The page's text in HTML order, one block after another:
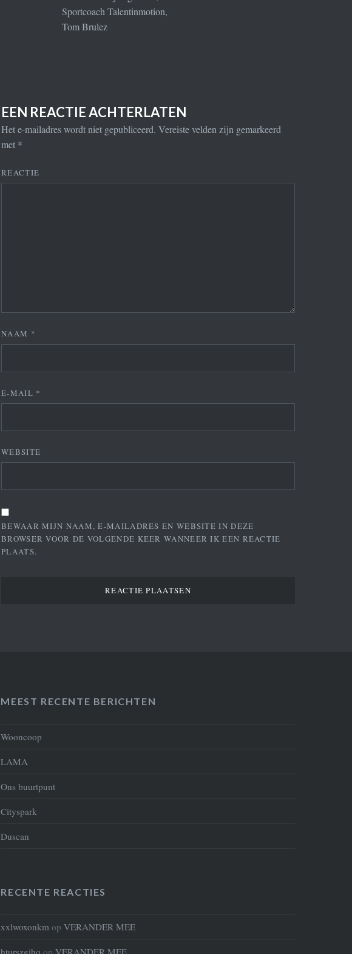
Sportcoach Talentinmotion,
Tom Brulez
EEN REACTIE ACHTERLATEN
Het e-mailadres wordt niet gepubliceerd. Vereiste velden zijn gemarkeerd
met *
REACTIE
NAAM *
E-MAIL *
WEBSITE
BEWAAR MIJN NAAM, E-MAILADRES EN WEBSITE IN DEZE
BROWSER VOOR DE VOLGENDE KEER WANNEER IK EEN REACTIE
PLAATS.
MEEST RECENTE BERICHTEN
Wooncoop
LAMA
Ons buurtpunt
Cityspark
Duscan
RECENTE REACTIES
xxlwoxonkm opVERANDER MEE